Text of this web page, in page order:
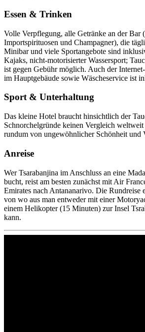
Essen & Trinken
Volle Verpflegung, alle Getränke an der Bar
Importspirituosen und Champagner), die
Minibar und viele Sportangebote sind
Kajaks, nicht-motorisierter Wassersport;
ist gegen Gebühr möglich. Auch der
im Hauptgebäude sowie Wäscheservice ist
Sport & Unterhaltung
Das kleine Hotel braucht hinsichtlich der
Schnorchelgründe keinen Vergleich weltweit
rundum von ungewöhnlicher Schönheit und
Anreise
Wer Tsarabanjina im Anschluss an eine
bucht, reist am besten zunächst mit Air
Emirates nach Antananarivo. Die Rundreise
von wo aus man entweder mit einer
einem Helikopter (15 Minuten) zur Insel
kann.